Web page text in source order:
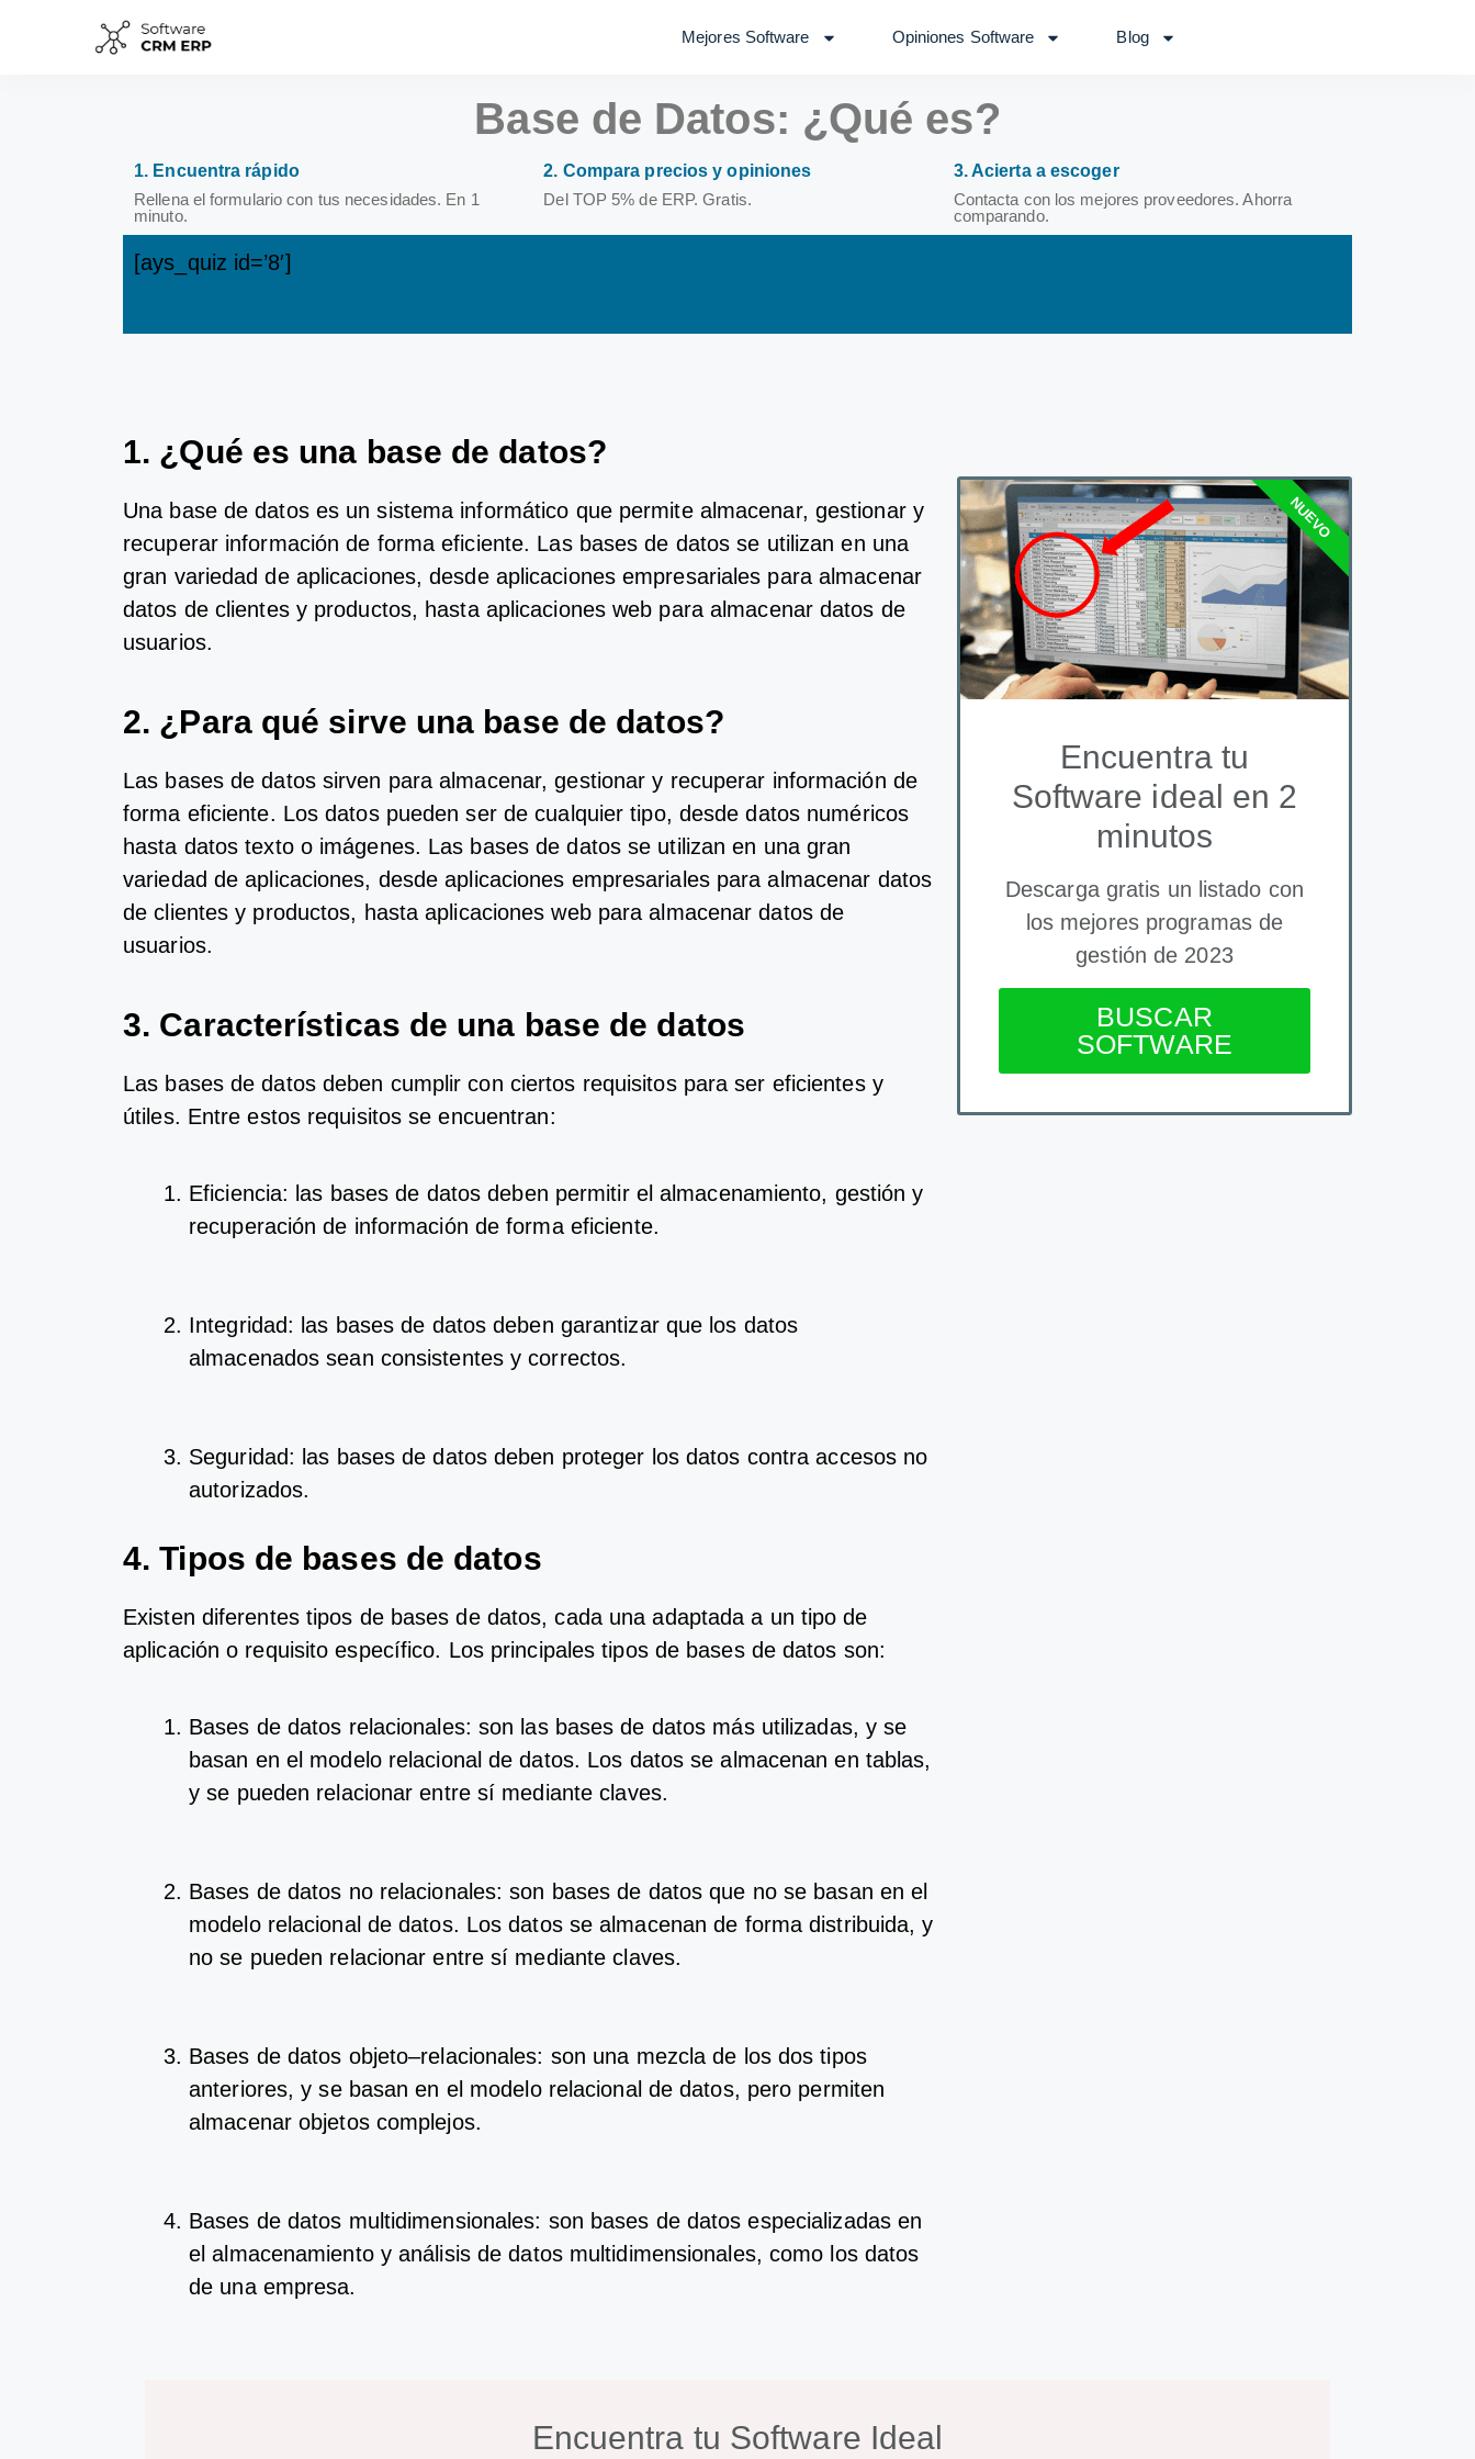
Mejores Software Opiniones Software Blog
Base de Datos: ¿Qué es?
1. Encuentra rápido
Rellena el formulario con tus necesidades. En 1
minuto.
2. Compara precios y opiniones
Del TOP 5% de ERP. Gratis.
3. Acierta a escoger
Contacta con los mejores proveedores. Ahorra
comparando.
[ays_quiz id=’8′]
1. ¿ Qué es una base de datos?
Una basede datoses un sistema informático quepermiteal macenar, gestionary
recuperarinformación de forma eficiente. Lasbases de datos se util izan en una
gran variedad deapl icaciones, desdeapl icacionesempresariales paraal macenar
datos declientesyproductos, hastaapl icacionesweb paraal macenardatos de
usuarios.
2. ¿ Paraqué sirve una base de datos?
Las basesde datossirven para al macenar, gestionar y recuperar información de
forma eficiente. Los datospueden serde cual quier tipo, desde datosnuméricos
hasta datos textooimágenes. Las bases de datosse util izan en unagran
variedad de apl icaciones, desde apl icaciones empresarial espara al macenar datos
de clientes y productos, hasta apl icaciones webpara al macenar datosde
usuarios.
3. Características de una base de datos
Las basesde datosdeben cumpl ir con ciertos requisitospara ser eficientesy
útiles. Entre estosrequisitos se encuentran:
Eficiencia: las bases de datos deben permitirel al macenamiento, gestión y
recuperación de información de formaeficiente.
Integridad: las bases de datos deben garantizarque los datos
al macenados sean consistentesy correctos.
Seguridad: las bases de datosdeben proteger losdatos contra accesos no
autorizados.
4.Tipos de bases de datos
Existen diferentestipos debases dedatos, cadauna adaptada a un tipo de
apl icación o requisito específico. Losprincipales tiposde basesdedatos son:
Bases dedatos relacional es: son lasbases de datos másutil izadas, y se
basan en el modelorelacional de datos. Los datos se al macenan en tablas,
y se pueden rel acionar entresí med iante claves.
Bases dedatos norelacionales: son bases de datos que nose basan en el
model orelacional de datos. Los datosse al macenan de forma distribuida, y
no se pueden rel acionar entresí mediante cl aves.
Bases dedatos objeto–rel acionales: son una mezcla de losdos tipos
anteriores, y sebasan en el model orelacional de datos, pero permiten
al macenarobjetoscomplejos.
Bases dedatos multidimensionales: son bases dedatos especial izadasen
el al macenamientoyaná lisisde datosmultid imensional es, como losdatos
de unaempresa.
Encuentra tu
Software ideal en 2
minutos
Descarga gratis un listado con
los mejores programas de
gestión de 2023
BUSCAR
SOFTWARE
NUEVO
Encuentra tu Software Ideal